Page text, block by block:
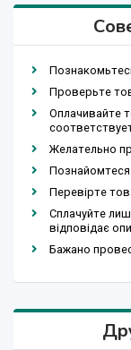
Проверьте
Оплачивайте
Желательно
Познайомтеся
Перевірте
Сплачуйте
відповідає
Бажано